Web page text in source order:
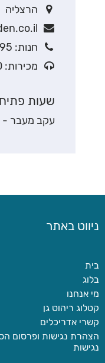
הרצליה
חנות: 09-9550595
מכירות: 052-6105050
שעות
עקב מעבר -
ניווט באתר
בית
בלוג
מי אנחנו
קטלוג ריהוט גן
קשרי אדריכלים
הצהרת נגישות ופרסום
נגישות